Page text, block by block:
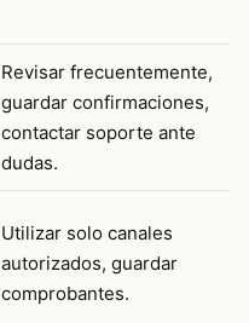
Revisar frecuentemente,
guardar confirmaciones,
contactar soporte ante
dudas.
Utilizar solo canales
autorizados, guardar
comprobantes.